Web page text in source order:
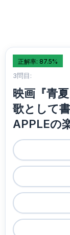
正解率: 87.5%
3問目:
映画『青
歌として
APPLEの